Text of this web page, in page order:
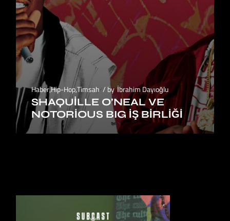
Haber,Hip-Hop,Timsah by İbrahim Dayıoğlu
SHAQUILLE O’NEAL VE
NOTORIOUS BIG İŞ BIRLIĞI